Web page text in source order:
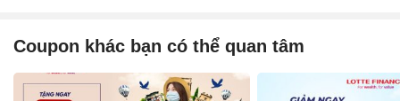
Coupon khác bạn có thể quan tâm